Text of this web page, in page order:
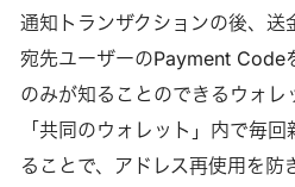
通知トランザクションの後、送
宛先ユーザーのPayment Code
のみが知ることのできるウォレ
「共同のウォレット」内で毎
ることで、アドレス再使用を